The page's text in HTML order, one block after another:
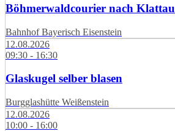
Böhmerwaldcourier nach Klattau
Bahnhof Bayerisch Eisenstein
12.08.2026
09:30 - 16:30
Glaskugel selber blasen
Burgglashütte Weißenstein
12.08.2026
10:00 - 16:00